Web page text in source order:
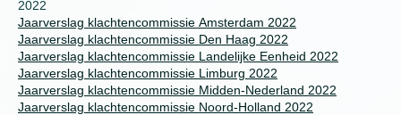
2022
Jaarverslag klachtencommissie Amsterdam 2022
Jaarverslag klachtencommissie Den Haag 2022
Jaarverslag klachtencommissie Landelijke Eenheid 2022
Jaarverslag klachtencommissie Limburg 2022
Jaarverslag klachtencommissie Midden-Nederland 2022
Jaarverslag klachtencommissie Noord-Holland 2022